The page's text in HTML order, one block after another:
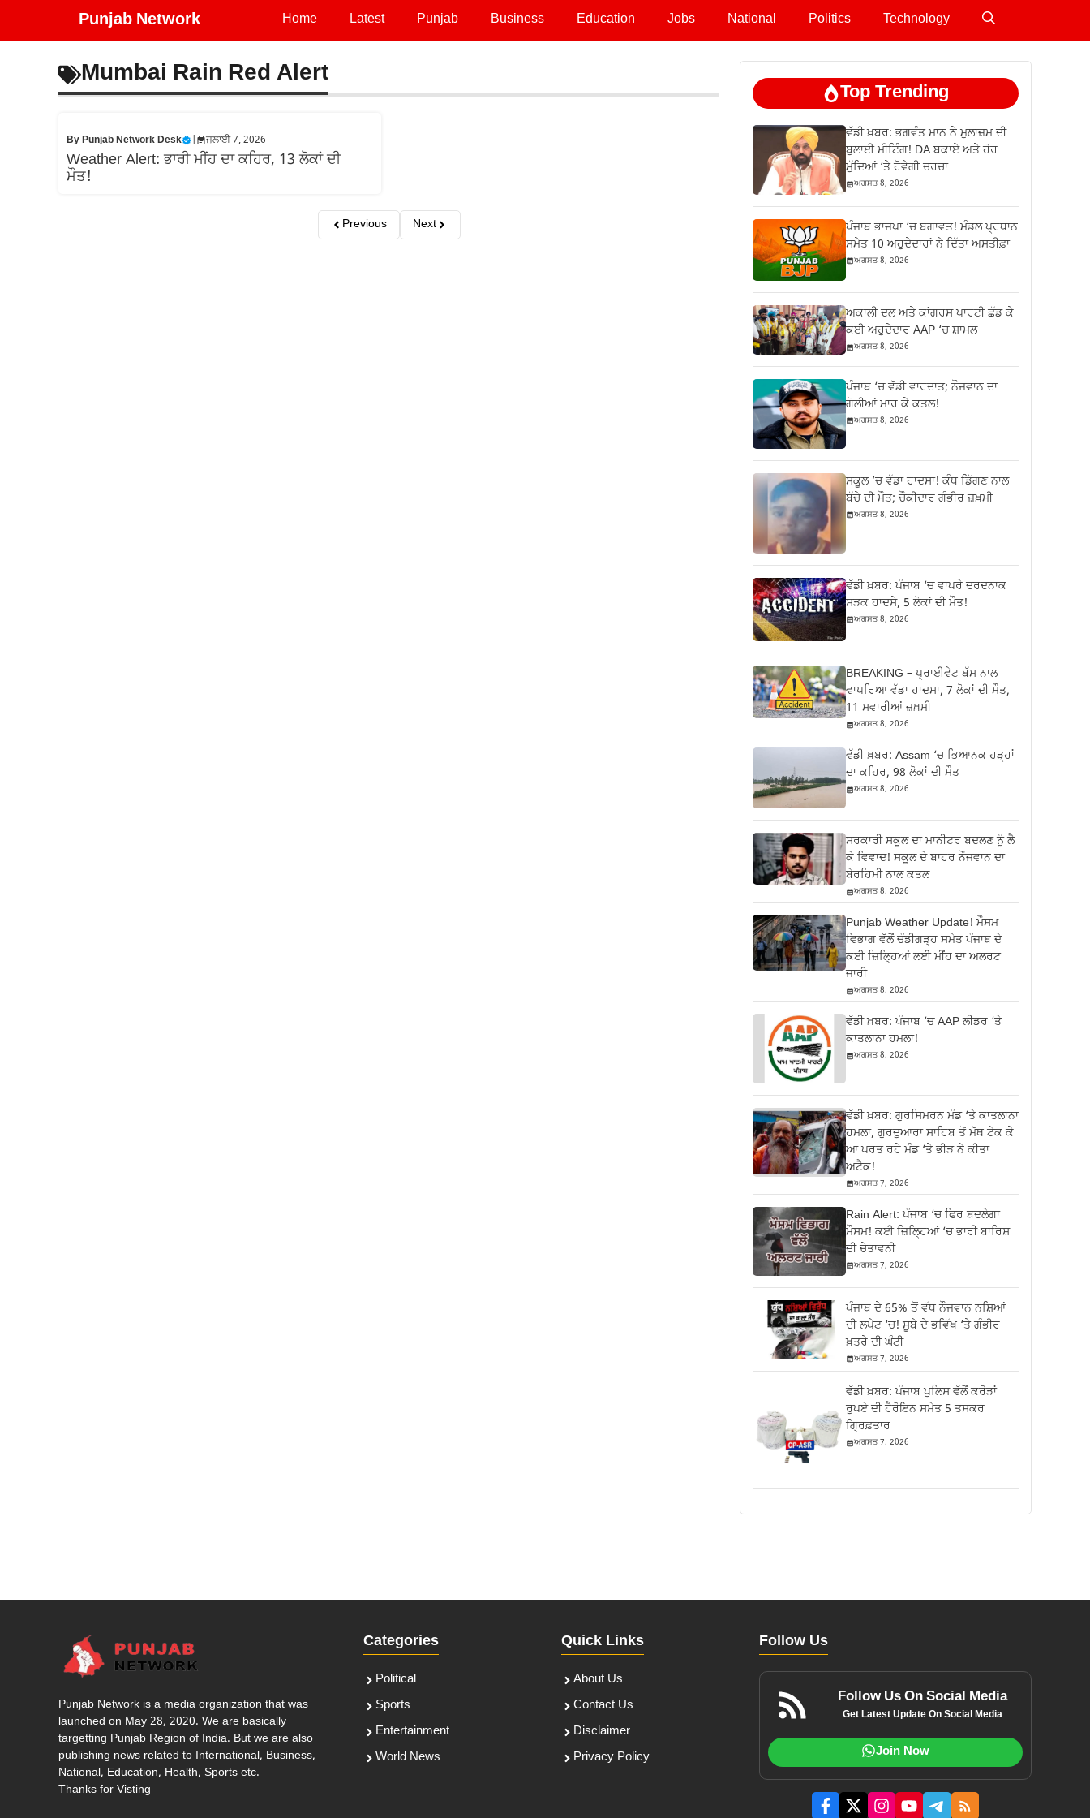
Punjab Network Home Latest Punjab Business Education Jobs National Politics Technology
Mumbai Rain Red Alert
ByPunjab Network Desk ਜੁਲਾਈ 7, 2026
Weather Alert: ਭਾਰੀ ਮੀਂਹ ਦਾ ਕਹਿਰ, 13 ਲੋਕਾਂ ਦੀ
ਮੌਤ!
Previous Next
Top Trending
ਵੱਡੀ ਖ਼ਬਰ: ਭਗਵੰਤ ਮਾਨ ਨੇ ਮੁਲਾਜ਼ਮ ਦੀ
ਬੁਲਾਈ ਮੀਟਿੰਗ! DA ਬਕਾਏ ਅਤੇ ਹੋਰ
ਮੁੱਦਿਆਂ ‘ਤੇ ਹੋਵੇਗੀ ਚਰਚਾ
ਅਗਸਤ 8, 2026
ਪੰਜਾਬ ਭਾਜਪਾ ‘ਚ ਬਗਾਵਤ! ਮੰਡਲ ਪ੍ਰਧਾਨ
ਸਮੇਤ 10 ਅਹੁਦੇਦਾਰਾਂ ਨੇ ਦਿੱਤਾ ਅਸਤੀਫ਼ਾ
ਅਗਸਤ 8, 2026
ਅਕਾਲੀ ਦਲ ਅਤੇ ਕਾਂਗਰਸ ਪਾਰਟੀ ਛੱਡ ਕੇ
ਕਈ ਅਹੁਦੇਦਾਰ AAP ‘ਚ ਸ਼ਾਮਲ
ਅਗਸਤ 8, 2026
ਪੰਜਾਬ ‘ਚ ਵੱਡੀ ਵਾਰਦਾਤ; ਨੌਜਵਾਨ ਦਾ
ਗੋਲੀਆਂ ਮਾਰ ਕੇ ਕਤਲ!
ਅਗਸਤ 8, 2026
ਸਕੂਲ ’ਚ ਵੱਡਾ ਹਾਦਸਾ! ਕੰਧ ਡਿੱਗਣ ਨਾਲ
ਬੱਚੇ ਦੀ ਮੌਤ; ਚੌਕੀਦਾਰ ਗੰਭੀਰ ਜ਼ਖ਼ਮੀ
ਅਗਸਤ 8, 2026
ਵੱਡੀ ਖ਼ਬਰ: ਪੰਜਾਬ ‘ਚ ਵਾਪਰੇ ਦਰਦਨਾਕ
ਸੜਕ ਹਾਦਸੇ, 5 ਲੋਕਾਂ ਦੀ ਮੌਤ!
ਅਗਸਤ 8, 2026
BREAKING – ਪ੍ਰਾਈਵੇਟ ਬੱਸ ਨਾਲ
ਵਾਪਰਿਆ ਵੱਡਾ ਹਾਦਸਾ, 7 ਲੋਕਾਂ ਦੀ ਮੌਤ,
11 ਸਵਾਰੀਆਂ ਜ਼ਖ਼ਮੀ
ਅਗਸਤ 8, 2026
ਵੱਡੀ ਖ਼ਬਰ: Assam ‘ਚ ਭਿਆਨਕ ਹੜ੍ਹਾਂ
ਦਾ ਕਹਿਰ, 98 ਲੋਕਾਂ ਦੀ ਮੌਤ
ਅਗਸਤ 8, 2026
ਸਰਕਾਰੀ ਸਕੂਲ ਦਾ ਮਾਨੀਟਰ ਬਦਲਣ ਨੂੰ ਲੈ
ਕੇ ਵਿਵਾਦ! ਸਕੂਲ ਦੇ ਬਾਹਰ ਨੌਜਵਾਨ ਦਾ
ਬੇਰਹਿਮੀ ਨਾਲ ਕਤਲ
ਅਗਸਤ 8, 2026
Punjab Weather Update! ਮੌਸਮ
ਵਿਭਾਗ ਵੱਲੋਂ ਚੰਡੀਗੜ੍ਹ ਸਮੇਤ ਪੰਜਾਬ ਦੇ
ਕਈ ਜ਼ਿਲ੍ਹਿਆਂ ਲਈ ਮੀਂਹ ਦਾ ਅਲਰਟ
ਜਾਰੀ
ਅਗਸਤ 8, 2026
ਵੱਡੀ ਖ਼ਬਰ: ਪੰਜਾਬ ‘ਚ AAP ਲੀਡਰ ‘ਤੇ
ਕਾਤਲਾਨਾ ਹਮਲਾ!
ਅਗਸਤ 8, 2026
ਵੱਡੀ ਖ਼ਬਰ: ਗੁਰਸਿਮਰਨ ਮੰਡ ‘ਤੇ ਕਾਤਲਾਨਾ
ਹਮਲਾ, ਗੁਰਦੁਆਰਾ ਸਾਹਿਬ ਤੋਂ ਮੱਥ ਟੇਕ ਕੇ
ਆ ਪਰਤ ਰਹੇ ਮੰਡ ‘ਤੇ ਭੀੜ ਨੇ ਕੀਤਾ
ਅਟੈਕ!
ਅਗਸਤ 7, 2026
Rain Alert: ਪੰਜਾਬ ‘ਚ ਫਿਰ ਬਦਲੇਗਾ
ਮੌਸਮ! ਕਈ ਜ਼ਿਲ੍ਹਿਆਂ ‘ਚ ਭਾਰੀ ਬਾਰਿਸ਼
ਦੀ ਚੇਤਾਵਨੀ
ਅਗਸਤ 7, 2026
ਪੰਜਾਬ ਦੇ 65% ਤੋਂ ਵੱਧ ਨੌਜਵਾਨ ਨਸ਼ਿਆਂ
ਦੀ ਲਪੇਟ ‘ਚ! ਸੂਬੇ ਦੇ ਭਵਿੱਖ ‘ਤੇ ਗੰਭੀਰ
ਖ਼ਤਰੇ ਦੀ ਘੰਟੀ
ਅਗਸਤ 7, 2026
ਵੱਡੀ ਖ਼ਬਰ: ਪੰਜਾਬ ਪੁਲਿਸ ਵੱਲੋਂ ਕਰੋੜਾਂ
ਰੁਪਏ ਦੀ ਹੈਰੋਇਨ ਸਮੇਤ 5 ਤਸਕਰ
ਗ੍ਰਿਫ਼ਤਾਰ
ਅਗਸਤ 7, 2026
Punjab Network is a media organization that was
launched on May 28, 2020. We are basically
targetting Punjab Region of India. But we are also
publishing news related to International, Business,
National, Education, Health, Sports etc.
Thanks for Visting
Categories
Political
Sports
Entertainment
World News
Quick Links
About Us
Contact Us
Disclaimer
Privacy Policy
Follow Us
Follow Us On Social Media
Get Latest Update On Social Media
Join Now